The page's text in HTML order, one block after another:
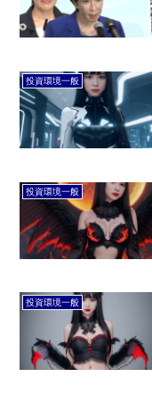
投資環境一般
投資環境一般
投資環境一般